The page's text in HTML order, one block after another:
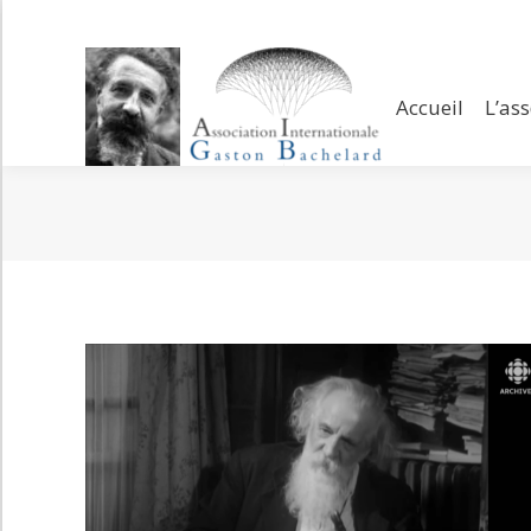
Accueil